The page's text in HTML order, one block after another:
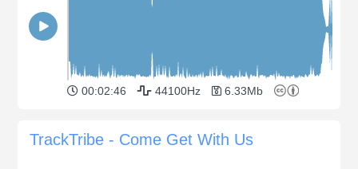
00:02:46 44100Hz 6.33Mb
TrackTribe - Come Get With Us